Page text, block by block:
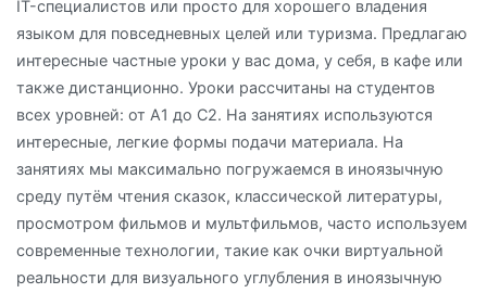
IT-специалистов или просто для хорошего владения
языком для повседневных целей или туризма. Предлагаю
интересные частные уроки у вас дома, у себя, в кафе или
также дистанционно. Уроки рассчитаны на студентов
всех уровней: от А1 до С2. На занятиях используются
интересные, легкие формы подачи материала. На
занятиях мы максимально погружаемся в иноязычную
среду путём чтения сказок, классической литературы,
просмотром фильмов и мультфильмов, часто используем
современные технологии, такие как очки виртуальной
реальности для визуального углубления в иноязычную